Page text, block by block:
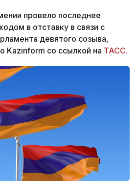
провело последнее
в отставку в связи с
девятого созыва,
Kazinform со ссылкой на ТАСС.